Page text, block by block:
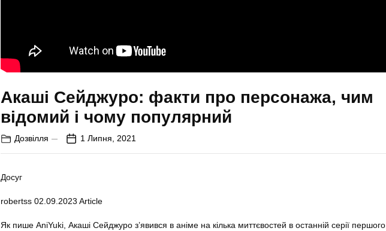
Акаші Сейджуро: факти про персонажа, чим
відомий і чому популярний
Дозвілля 1 Липня, 2021
Досуг
robertss 02.09.2023 Article
Як пише AniYuki, Акаші Сейджуро з’явився в аніме на кілька миттєвостей в останній серії першого